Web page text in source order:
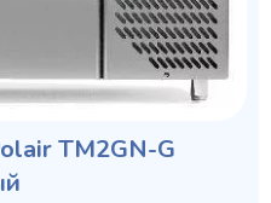
TM2GN-G